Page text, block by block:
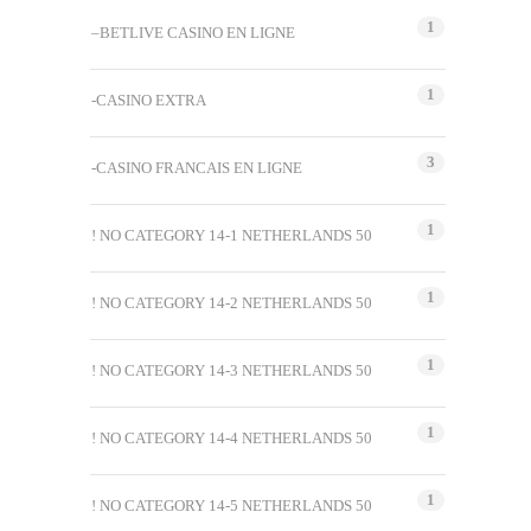
–BETLIVE CASINO EN LIGNE 1
-CASINO EXTRA 1
-CASINO FRANCAIS EN LIGNE 3
! NO CATEGORY 14-1 NETHERLANDS 50 1
! NO CATEGORY 14-2 NETHERLANDS 50 1
! NO CATEGORY 14-3 NETHERLANDS 50 1
! NO CATEGORY 14-4 NETHERLANDS 50 1
! NO CATEGORY 14-5 NETHERLANDS 50 1